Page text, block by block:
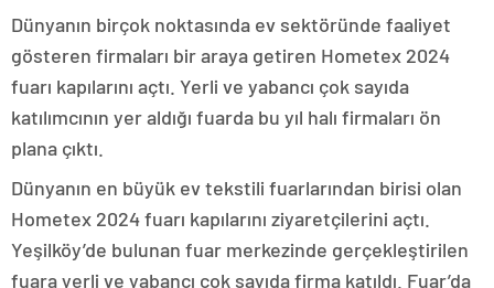
Dünyanın birçok noktasında ev sektöründe faaliyet
gösteren firmaları bir araya getiren Hometex 2024
fuarı kapılarını açtı. Yerli ve yabancı çok sayıda
katılımcının yer aldığı fuarda bu yıl halı firmaları ön
plana çıktı.
Dünyanın en büyük ev tekstili fuarlarından birisi olan
Hometex 2024 fuarı kapılarını ziyaretçilerini açtı.
Yeşilköy’de bulunan fuar merkezinde gerçekleştirilen
fuara yerli ve yabancı çok sayıda firma katıldı. Fuar’da